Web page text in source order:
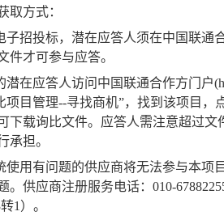
取方式：
子招投标，潜在应答人须在中国联通
件才可参与应答。
潜在应答人访问中国联通合作方门户
项目管理--寻找商机”，找到该项目
下载询比文件。应答人需注意超过
承担。
使用有问题的供应商将无法参与本
。供应商注册服务电话：010-
1）。